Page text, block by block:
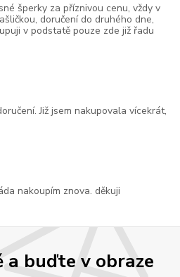
a buďte v obraze
šperky za příznivou cenu, vždy v
doručení do druhého dne,
v podstatě pouze zde již řadu
Již jsem nakupovala vícekrát,
nakoupím znova. děkuji